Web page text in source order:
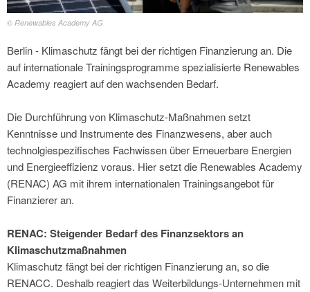
© Renewables Academy AG
Berlin - Klimaschutz fängt bei der richtigen Finanzierung an. Die
auf internationale Trainingsprogramme spezialisierte Renewables
Academy reagiert auf den wachsenden Bedarf.
Die Durchführung von Klimaschutz-Maßnahmen setzt
Kenntnisse und Instrumente des Finanzwesens, aber auch
technolgiespezifisches Fachwissen über Erneuerbare Energien
und Energieeffizienz voraus. Hier setzt die Renewables Academy
(RENAC) AG mit ihrem internationalen Trainingsangebot für
Finanzierer an.
RENAC: Steigender Bedarf des Finanzsektors an
Klimaschutzmaßnahmen
Klimaschutz fängt bei der richtigen Finanzierung an, so die
RENACC. Deshalb reagiert das Weiterbildungs-Unternehmen mit